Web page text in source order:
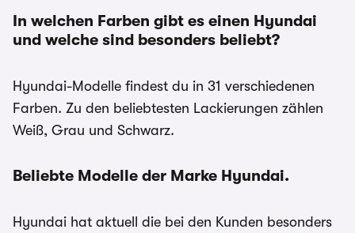
In welchen Farben gibt es einen Hyundai
und welche sind besonders beliebt?
Hyundai-Modelle findest du in 31 verschiedenen
Farben. Zu den beliebtesten Lackierungen zählen
Weiß, Grau und Schwarz.
Beliebte Modelle der Marke Hyundai.
Hyundai hat aktuell die bei den Kunden besonders